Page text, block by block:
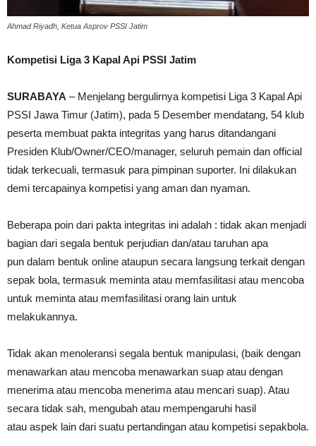
Ahmad Riyadh, Ketua Asprov PSSI Jatim
Kompetisi Liga 3 Kapal Api PSSI Jatim
SURABAYA – Menjelang bergulirnya kompetisi Liga 3 Kapal Api
PSSI Jawa Timur (Jatim), pada 5 Desember mendatang, 54 klub
peserta membuat pakta integritas yang harus ditandangani
Presiden Klub/Owner/CEO/manager, seluruh pemain dan official
tidak terkecuali, termasuk para pimpinan suporter. Ini dilakukan
demi tercapainya kompetisi yang aman dan nyaman.
Beberapa poin dari pakta integritas ini adalah : tidak akan menjadi
bagian dari segala bentuk perjudian dan/atau taruhan apa
pun dalam bentuk online ataupun secara langsung terkait dengan
sepak bola, termasuk meminta atau memfasilitasi atau mencoba
untuk meminta atau memfasilitasi orang lain untuk
melakukannya.
Tidak akan menoleransi segala bentuk manipulasi, (baik dengan
menawarkan atau mencoba menawarkan suap atau dengan
menerima atau mencoba menerima atau mencari suap). Atau
secara tidak sah, mengubah atau mempengaruhi hasil
atau aspek lain dari suatu pertandingan atau kompetisi sepakbola.